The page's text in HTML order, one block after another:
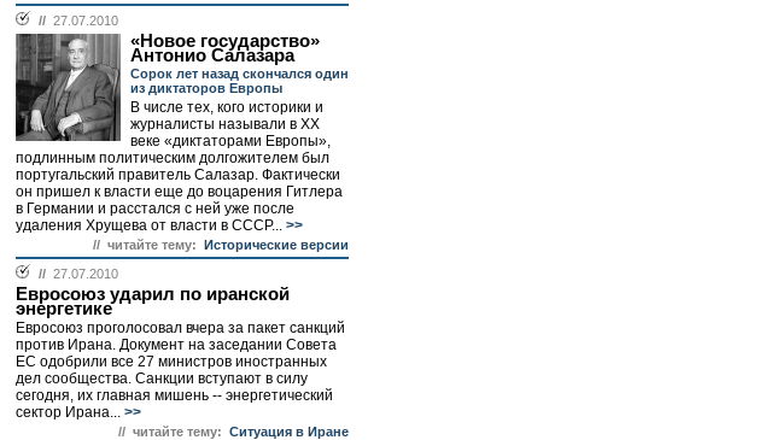
// 27.07.2010
«Новое государство»
Антонио Салазара
Сорок лет назад скончался один
из диктаторов Европы
В числе тех, кого историки и
журналисты называли в ХХ
веке «диктаторами Европы»,
подлинным политическим долгожителем был
португальский правитель Салазар. Фактически
он пришел к власти еще до воцарения Гитлера
в Германии и расстался с ней уже после
удаления Хрущева от власти в СССР... >>
// читайте тему: Исторические версии
// 27.07.2010
Евросоюз ударил по иранской
энергетике
Евросоюз проголосовал вчера за пакет санкций
против Ирана. Документ на заседании Совета
ЕС одобрили все 27 министров иностранных
дел сообщества. Санкции вступают в силу
сегодня, их главная мишень -- энергетический
сектор Ирана... >>
// читайте тему: Ситуация в Иране